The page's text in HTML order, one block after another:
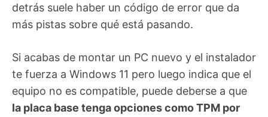
detrás suele haber un código de error que da
más pistas sobre qué está pasando.
Si acabas de montar un PC nuevo y el instalador
te fuerza a Windows 11 pero luego indica que el
equipo no es compatible, puede deberse a que
la placa base tenga opciones como TPM por